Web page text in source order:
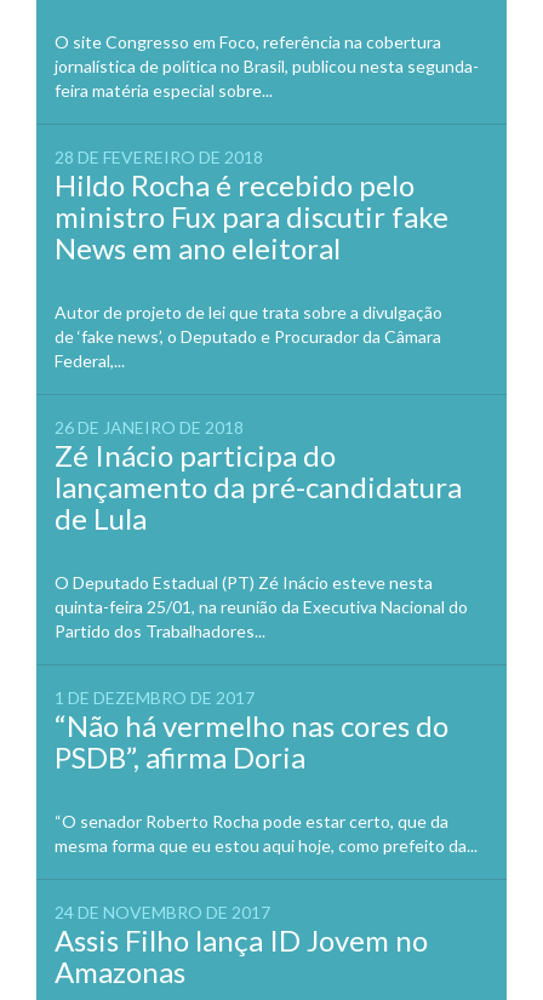
O site Congresso em Foco, referência na cobertura
jornalística de política no Brasil, publicou nesta segunda-
feira matéria especial sobre...
28 DE FEVEREIRO DE 2018
Hildo Rocha é recebido pelo
ministro Fux para discutir fake
News em ano eleitoral
Autor de projeto de lei que trata sobre a divulgação
de ‘fake news’, o Deputado e Procurador da Câmara
Federal,...
26 DE JANEIRO DE 2018
Zé Inácio participa do
lançamento da pré-candidatura
de Lula
O Deputado Estadual (PT) Zé Inácio esteve nesta
quinta-feira 25/01, na reunião da Executiva Nacional do
Partido dos Trabalhadores...
1 DE DEZEMBRO DE 2017
“Não há vermelho nas cores do
PSDB”, afirma Doria
“O senador Roberto Rocha pode estar certo, que da
mesma forma que eu estou aqui hoje, como prefeito da...
24 DE NOVEMBRO DE 2017
Assis Filho lança ID Jovem no
Amazonas